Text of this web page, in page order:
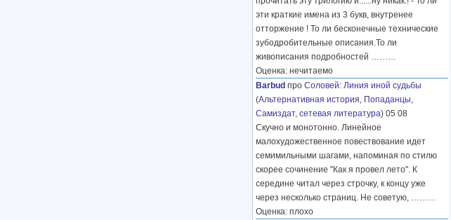
эти краткие имена из 3 букв, внутренее
отторжение ! То ли бесконечные технические
зубодробительные описания.То ли
живописания подробностей ………
Оценка: нечитаемо
Barbud про Соловей: Линия иной судьбы
(Альтернативная история, Попаданцы,
Самиздат, сетевая литература) 05 08
Скучно и монотонно. Линейное
малохудожественное повествование идет
семимильными шагами, напоминая по стилю
скорее сочинение "Как я провел лето". К
середине читал через строчку, к концу уже
через несколько страниц. Не советую, ………
Оценка: плохо